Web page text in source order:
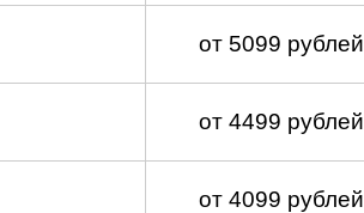
от 5099 рублей
от 4499 рублей
от 4099 рублей